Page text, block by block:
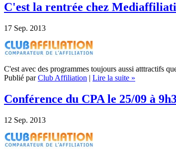
C'est la rentrée chez
17 Sep. 2013
C'est avec des programmes toujours aussi atttractifs
Publié parClub Affiliation | Lire la suite »
Conférence du CPA le 25/09 à
12 Sep. 2013